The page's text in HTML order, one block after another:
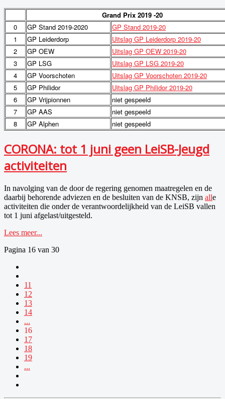
Grand Prix 2019 -20
0
GP Stand 2019-2020
GP Stand 2019-20
1
GP Leiderdorp
Uitslag GP Leiderdorp 2019-20
2
GP OEW
Uitslag GP OEW 2019-20
3
GP LSG
Uitslag GP LSG 2019-20
4
GP Voorschoten
Uitslag GP Voorschoten 2019-20
5
GP Philidor
Uitslag GP Philidor 2019-20
6
GP Vrijpionnen
niet gespeeld
7
GP AAS
niet gespeeld
8
GP Alphen niet gespeeld
CORONA: tot 1 juni geen LeiSB-Jeugd
activiteiten
In navolging van de door de regering genomen maatregelen en de
daarbij behorende adviezen en de besluiten van de KNSB, zijn alle
activiteiten die onder de verantwoordelijkheid van de LeiSB vallen
tot 1 juni afgelast/uitgesteld.
Lees meer...
Pagina 16 van 30
11
12
13
14
...
16
17
18
19
...